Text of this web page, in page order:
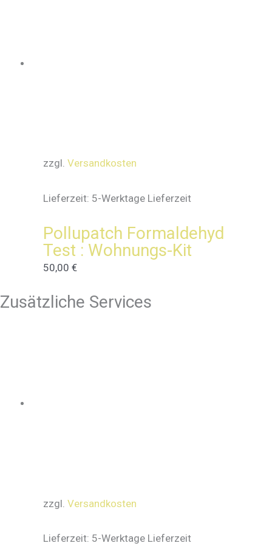
zzgl. Versandkosten
Lieferzeit: 5-Werktage Lieferzeit
Pollupatch Formaldehyd
Test : Wohnungs-Kit
50,00 €
Zusätzliche Services
zzgl. Versandkosten
Lieferzeit: 5-Werktage Lieferzeit